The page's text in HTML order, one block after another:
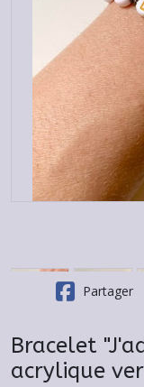
Partager
Bracelet
acrylique